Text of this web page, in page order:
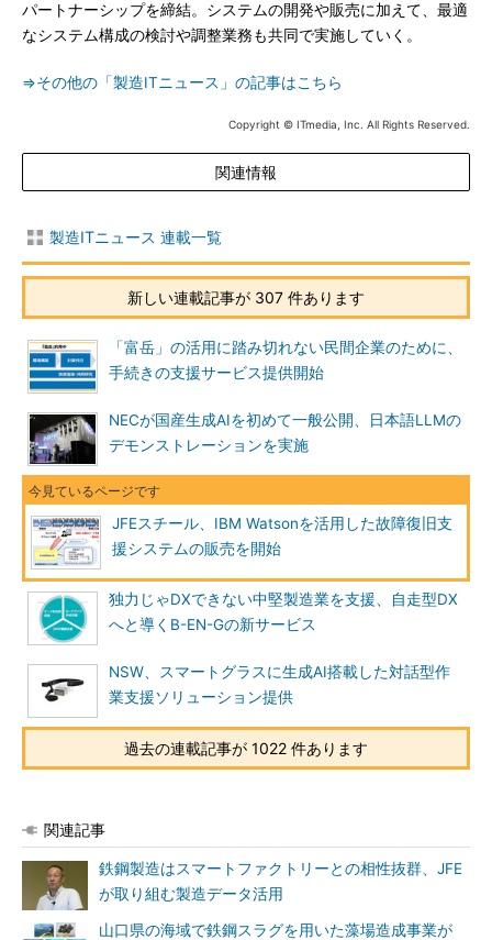
パートナーシップを締結。システムの開発や販売に加えて、最適
なシステム構成の検討や調整業務も共同で実施していく。
⇒その他の「製造ITニュース」の記事はこちら
Copyright © ITmedia, Inc. All Rights Reserved.
関連情報
製造ITニュース 連載一覧
新しい連載記事が 307 件あります
「富岳」の活用に踏み切れない民間企業のために、
手続きの支援サービス提供開始
NECが国産生成AIを初めて一般公開、日本語LLMの
デモンストレーションを実施
JFEスチール、IBM Watsonを活用した故障復旧支
援システムの販売を開始
独力じゃDXできない中堅製造業を支援、自走型DX
へと導くB-EN-Gの新サービス
NSW、スマートグラスに生成AI搭載した対話型作
業支援ソリューション提供
過去の連載記事が 1022 件あります
関連記事
鉄鋼製造はスマートファクトリーとの相性抜群、JFE
が取り組む製造データ活用
山口県の海域で鉄鋼スラグを用いた藻場造成事業が